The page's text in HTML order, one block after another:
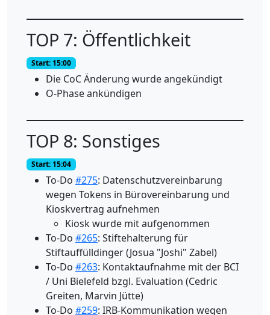
TOP 7: Öffentlichkeit
Start: 15:00
Die CoC Änderung wurde angekündigt
O-Phase ankündigen
TOP 8: Sonstiges
Start: 15:04
To-Do #275: Datenschutzvereinbarung
wegen Tokens in Bürovereinbarung und
Kioskvertrag aufnehmen
Kiosk wurde mit aufgenommen
To-Do #265: Stiftehalterung für
Stiftauffülldinger (Josua "Joshi" Zabel)
To-Do #263: Kontaktaufnahme mit der BCI
/ Uni Bielefeld bzgl. Evaluation (Cedric
Greiten, Marvin Jütte)
To-Do #259: IRB-Kommunikation wegen